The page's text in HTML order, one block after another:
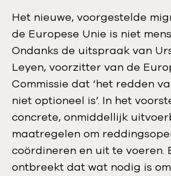
Het nieuwe, voorgestelde
de Europese Unie is niet
Ondanks de uitspraak van
Leyen, voorzitter van de
Commissie dat ‘het redden
niet optioneel is’. In het
concrete, onmiddellijk
maatregelen om
coördineren en uit te voeren.
ontbreekt dat wat nodig is